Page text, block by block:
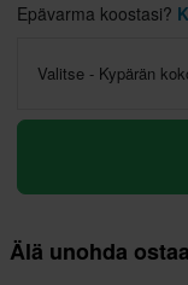
Epävarma koostasi?
Valitse - Kypärän
Älä unohda ostaa